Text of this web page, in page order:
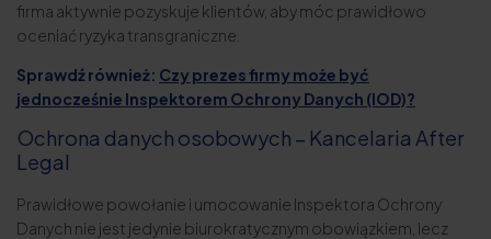
firma aktywnie pozyskuje klientów, aby móc prawidłowo
oceniać ryzyka transgraniczne.
Sprawdź również: Czy prezes firmy może być
jednocześnie Inspektorem Ochrony Danych (IOD)?
Ochrona danych osobowych – Kancelaria After
Legal
Prawidłowe powołanie i umocowanie Inspektora Ochrony
Danych nie jest jedynie biurokratycznym obowiązkiem, lecz